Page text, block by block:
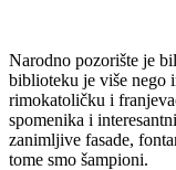
Narodno pozorište je
biblioteku je više nego
rimokatoličku i
spomenika i
zanimljive fasade,
tome smo šampioni.